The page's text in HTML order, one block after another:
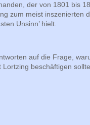
der von 1801 bis
zum meist inszenierten
Unsinn’ hielt.
auf die Frage,
beschäftigen